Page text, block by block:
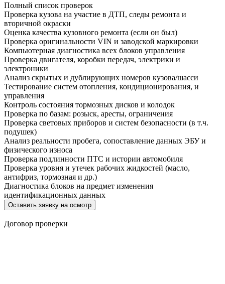
Полный список проверок
Проверка кузова на участие в ДТП, следы ремонта и
вторичной окраски
Оценка качества кузовного ремонта (если он был)
Проверка оригинальности VIN и заводской маркировки
Компьютерная диагностика всех блоков управления
Проверка двигателя, коробки передач, электрики и
электроники
Анализ скрытых и дублирующих номеров кузова/шасси
Тестирование систем отопления, кондиционирования, и
управления
Контроль состояния тормозных дисков и колодок
Проверка по базам: розыск, аресты, ограничения
Проверка световых приборов и систем безопасности (в т.ч.
подушек)
Анализ реальности пробега, сопоставление данных ЭБУ и
физического износа
Проверка подлинности ПТС и истории автомобиля
Проверка уровня и утечек рабочих жидкостей (масло,
антифриз, тормозная и др.)
Диагностика блоков на предмет изменения
идентификационных данных
Оставить заявку на осмотр
Договор проверки